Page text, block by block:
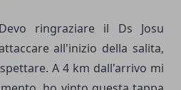
ringraziare il Ds Josu
all'inizio della salita,
A 4 km dall'arrivo mi